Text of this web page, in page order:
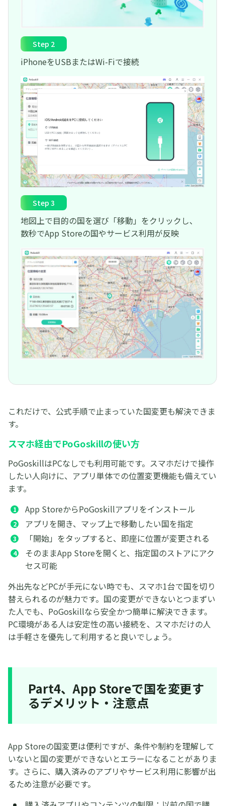
Step 2
iPhoneをUSBまたはWi-Fiで接続
Step 3
地図上で目的の国を選び「移動」をクリックし、
数秒でApp Storeの国やサービス利用が反映
これだけで、公式手順で止まっていた国変更も解決できま
す。
スマホ経由でPoGoskillの使い方
PoGoskillはPCなしでも利用可能です。スマホだけで操作
したい人向けに、アプリ単体での位置変更機能も備えてい
ます。
App StoreからPoGoskillアプリをインストール
アプリを開き、マップ上で移動したい国を指定
「開始」をタップすると、即座に位置が変更される
そのままApp Storeを開くと、指定国のストアにアク
セス可能
外出先などPCが手元にない時でも、スマホ1台で国を切り
替えられるのが魅力です。国の変更ができないとつまずい
た人でも、PoGoskillなら安全かつ簡単に解決できます。
PC環境がある人は安定性の高い接続を、スマホだけの人
は手軽さを優先して利用すると良いでしょう。
Part4、App Storeで国を変更す
るデメリット・注意点
App Storeの国変更は便利ですが、条件や制約を理解して
いないと国の変更ができないとエラーになることがありま
す。さらに、購入済みのアプリやサービス利用に影響が出
るため注意が必要です。